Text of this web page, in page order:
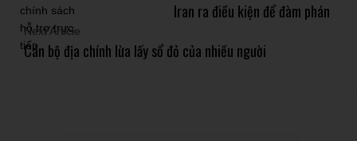
Iran ra điều kiện để đàm phán
Next Article
Cán bộ địa chính lừa lấy sổ đỏ của nhiều người